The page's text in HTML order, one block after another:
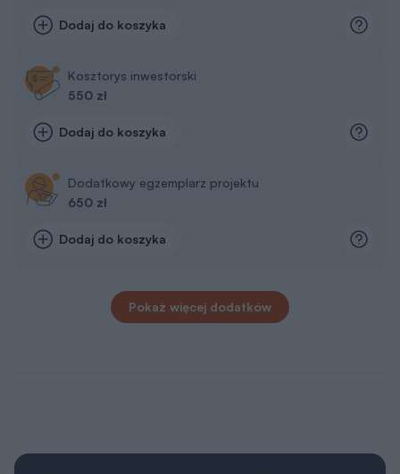
Dodaj do koszyka
Kosztorys inwestorski
550 zł
Dodaj do koszyka
Dodatkowy egzemplarz projektu
650 zł
Dodaj do koszyka
Pokaż więcej dodatków